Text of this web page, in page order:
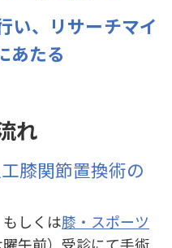
い、リサーチマイ
あたる
れ
膝関節置換術の
もしくは膝・スポーツ
曜午前）受診にて手術